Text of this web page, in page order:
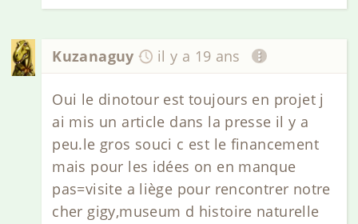
Kuzanaguy il y a 19 ans
Oui le dinotour est toujours en projet j
ai mis un article dans la presse il y a
peu.le gros souci c est le financement
mais pour les idées on en manque
pas=visite a liège pour rencontrer notre
cher gigy,museum d histoire naturelle